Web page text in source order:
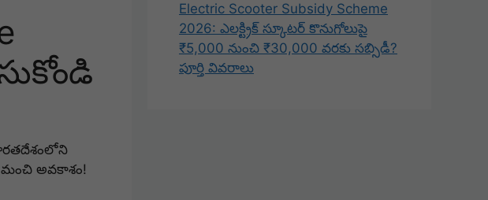
మంచి అవకాశం!
Electric Scooter Subsidy Scheme
2026: ఎలక్ట్రిక్ స్కూటర్ కొనుగోలుపై
₹5,000 నుంచి ₹30,000 వరకు సబ్సిడీ?
పూర్తి వివరాలు